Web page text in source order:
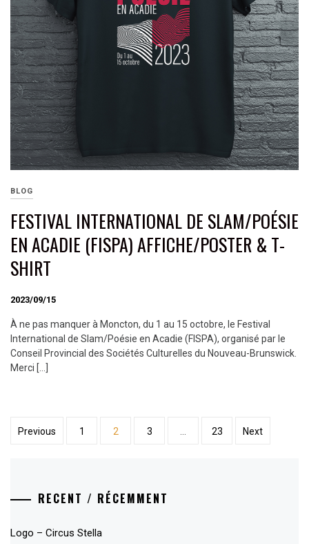
BLOG
FESTIVAL INTERNATIONAL DE SLAM/POÉSIE
EN ACADIE (FISPA) AFFICHE/POSTER & T-
SHIRT
2023/09/15
À ne pas manquer à Moncton, du 1 au 15 octobre, le Festival
International de Slam/Poésie en Acadie (FISPA), organisé par le
Conseil Provincial des Sociétés Culturelles du Nouveau-Brunswick.
Merci […]
Posts
Previous 1 2 3 23 Next
RECENT / RÉCEMMENT
Logo – Circus Stella